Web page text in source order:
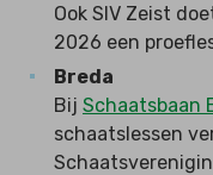
Ook SIV Zeist
2026 een
Breda
Bij Schaatsbaan
schaatslessen